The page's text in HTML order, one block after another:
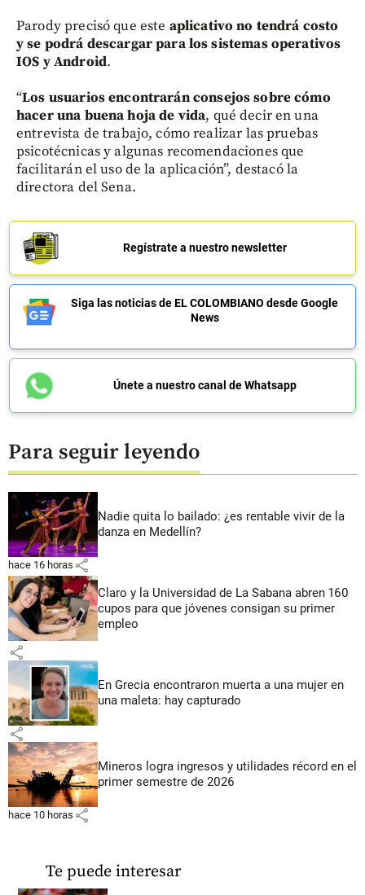
Parody precisó que este aplicativo no tendrá costo
y se podrá descargar para los sistemas operativos
IOS y Android.
“Los usuarios encontrarán consejos sobre cómo
hacer una buena hoja de vida, qué decir en una
entrevista de trabajo, cómo realizar las pruebas
psicotécnicas y algunas recomendaciones que
facilitarán el uso de la aplicación”, destacó la
directora del Sena.
Regístrate a nuestro newsletter
Siga las noticias de EL COLOMBIANO desde Google
News
Únete a nuestro canal de Whatsapp
Para seguir leyendo
Nadie quita lo bailado: ¿es rentable vivir de la
danza en Medellín?
hace 16 horas share
Claro y la Universidad de La Sabana abren 160
cupos para que jóvenes consigan su primer
empleo
share
En Grecia encontraron muerta a una mujer en
una maleta: hay capturado
share
Mineros logra ingresos y utilidades récord en el
primer semestre de 2026
hace 10 horas share
Te puede interesar